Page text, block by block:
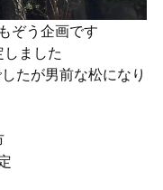
ぞう企画です
ました
たが男前な松になり